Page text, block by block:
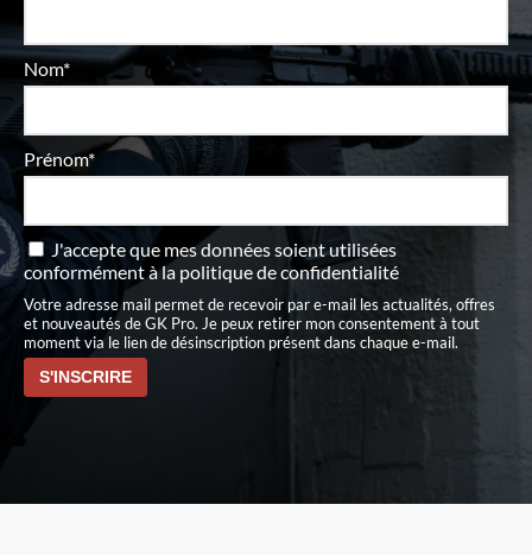
Nom*
Prénom*
J'accepte que mes données soient utilisées
conformément àla politique de confidentialité
Votre adresse mail permet de recevoir par e-mail les actualités, offres
et nouveautés de GK Pro. Je peux retirer mon consentement à tout
moment via le lien de désinscription présent dans chaque e-mail.